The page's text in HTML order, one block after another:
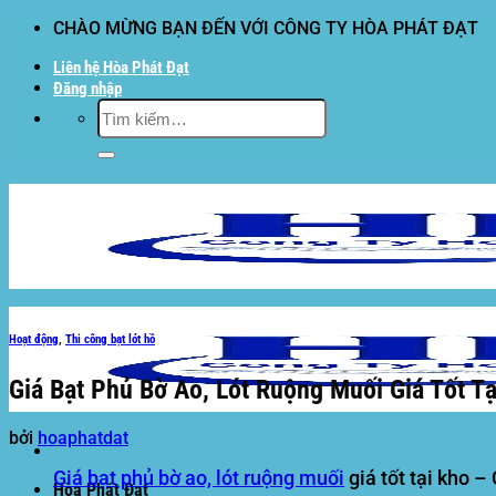
dung
CHÀO MỪNG BẠN ĐẾN VỚI CÔNG TY HÒA PHÁT ĐẠT
Liên hệ Hòa Phát Đạt
Đăng nhập
Tìm
kiếm:
Hòa Phát Đạt
Hoạt động, Thi công bạt lót hồ
Giá Bạt Phủ Bờ Ao, Lót Ruộng Muối Giá Tốt
bởi hoaphatdat
Giá bạt phủ bờ ao, lót ruộng muối giá tốt tại kho –